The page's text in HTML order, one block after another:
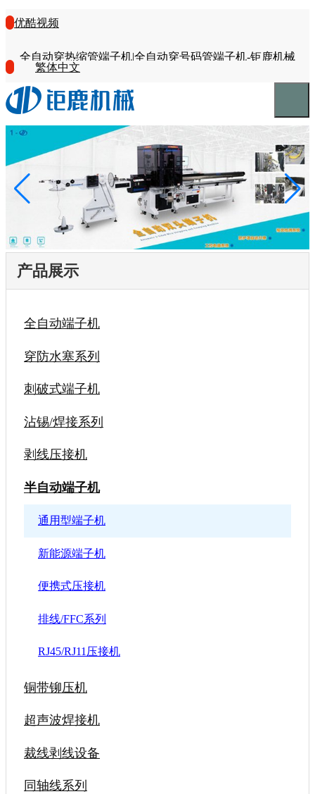
优酷视频
全自动穿热缩管端子机|全自动穿号码管端子机-钜鹿机械
繁体中文
产品展示
全自动端子机
穿防水塞系列
刺破式端子机
沾锡/焊接系列
剥线压接机
半自动端子机
通用型端子机
新能源端子机
便携式压接机
排线/FFC系列
RJ45/RJ11压接机
铜带铆压机
超声波焊接机
裁线剥线设备
同轴线系列